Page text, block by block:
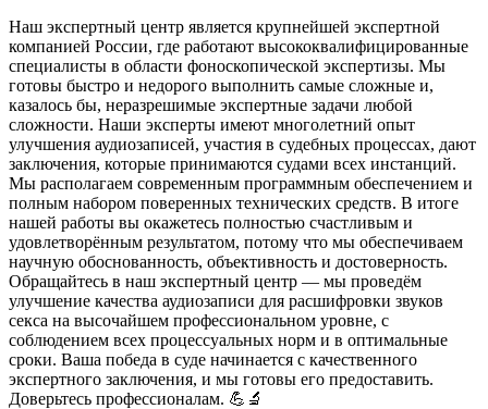
Наш экспертный центр является крупнейшей экспертной
компанией России, где работают высококвалифицированные
специалисты в области фоноскопической экспертизы. Мы
готовы быстро и недорого выполнить самые сложные и,
казалось бы, неразрешимые экспертные задачи любой
сложности. Наши эксперты имеют многолетний опыт
улучшения аудиозаписей, участия в судебных процессах, дают
заключения, которые принимаются судами всех инстанций.
Мы располагаем современным программным обеспечением и
полным набором поверенных технических средств. В итоге
нашей работы вы окажетесь полностью счастливым и
удовлетворённым результатом, потому что мы обеспечиваем
научную обоснованность, объективность и достоверность.
Обращайтесь в наш экспертный центр — мы проведём
улучшение качества аудиозаписи для расшифровки звуков
секса на высочайшем профессиональном уровне, с
соблюдением всех процессуальных норм и в оптимальные
сроки. Ваша победа в суде начинается с качественного
экспертного заключения, и мы готовы его предоставить.
Доверьтесь профессионалам. 💪🔬